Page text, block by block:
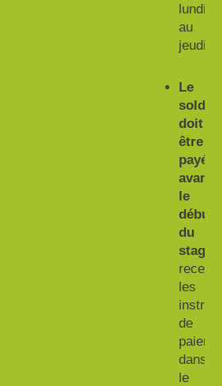
lundi
au
jeudi.
Le
solde
doit
être
payé
avant
le
début
du
stage.
les
de
dans
le